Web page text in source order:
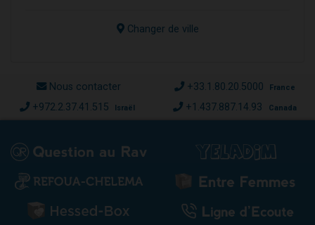
Changer de ville
Nous contacter +33.1.80.20.5000 France
+972.2.37.41.515 Israël +1.437.887.14.93 Canada